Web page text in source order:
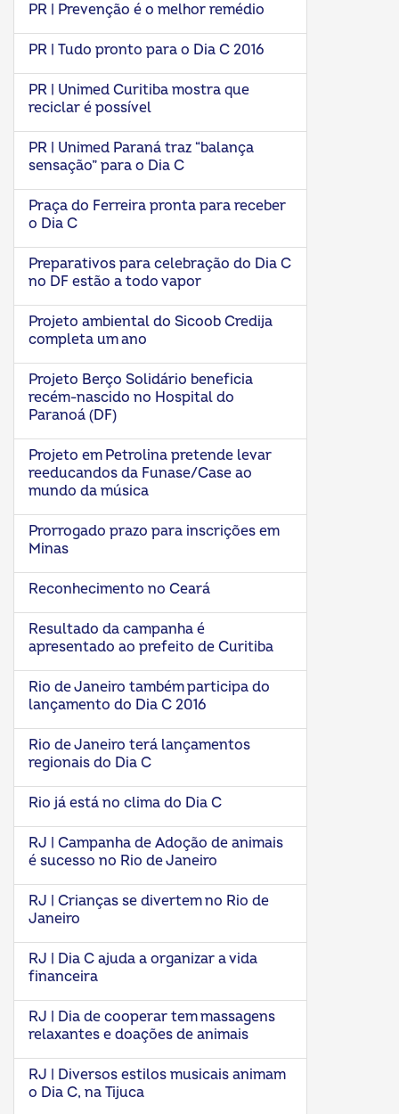
PR | Prevenção é o melhor remédio
PR | Tudo pronto para o Dia C 2016
PR | Unimed Curitiba mostra que
reciclar é possível
PR | Unimed Paraná traz “balança
sensação” para o Dia C
Praça do Ferreira pronta para receber
o Dia C
Preparativos para celebração do Dia C
no DF estão a todo vapor
Projeto ambiental do Sicoob Credija
completa um ano
Projeto Berço Solidário beneficia
recém-nascido no Hospital do
Paranoá (DF)
Projeto em Petrolina pretende levar
reeducandos da Funase/Case ao
mundo da música
Prorrogado prazo para inscrições em
Minas
Reconhecimento no Ceará
Resultado da campanha é
apresentado ao prefeito de Curitiba
Rio de Janeiro também participa do
lançamento do Dia C 2016
Rio de Janeiro terá lançamentos
regionais do Dia C
Rio já está no clima do Dia C
RJ | Campanha de Adoção de animais
é sucesso no Rio de Janeiro
RJ | Crianças se divertem no Rio de
Janeiro
RJ | Dia C ajuda a organizar a vida
financeira
RJ | Dia de cooperar tem massagens
relaxantes e doações de animais
RJ | Diversos estilos musicais animam
o Dia C, na Tijuca